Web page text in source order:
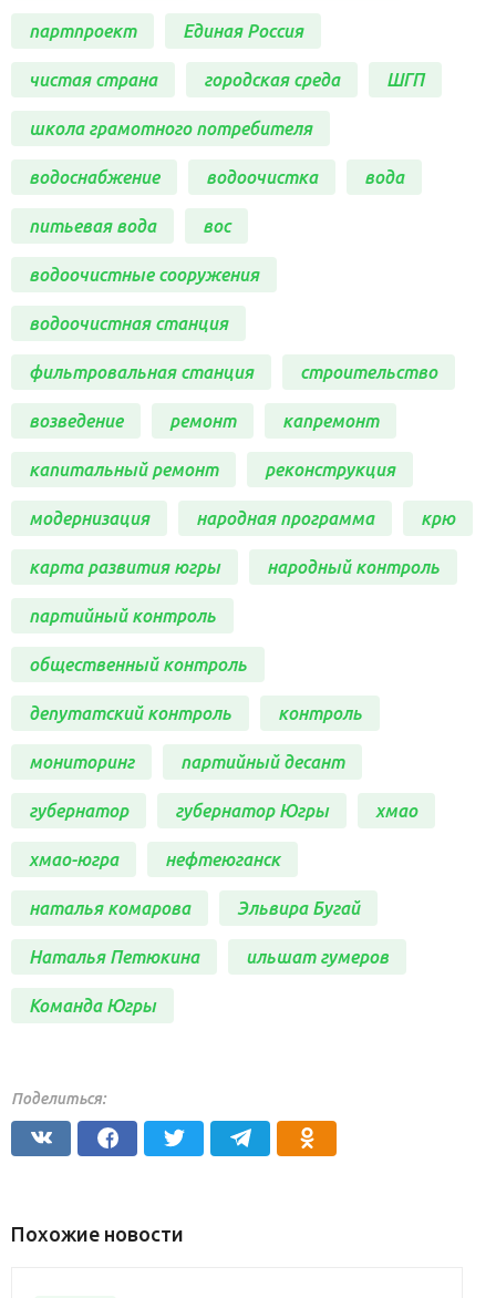
партпроект Единая Россия
чистая страна городская среда ШГП
школа грамотного потребителя
водоснабжение водоочистка вода
питьевая вода вос
водоочистные сооружения
водоочистная станция
фильтровальная станция строительство
возведение ремонт капремонт
капитальный ремонт реконструкция
модернизация народная программа крю
карта развития югры народный контроль
партийный контроль
общественный контроль
депутатский контроль контроль
мониторинг партийный десант
губернатор губернатор Югры хмао
хмао-югра нефтеюганск
наталья комарова Эльвира Бугай
Наталья Петюкина ильшат гумеров
Команда Югры
Поделиться:
Похожие новости